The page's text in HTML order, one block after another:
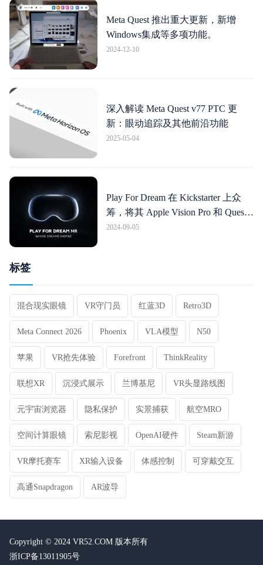
Meta Quest 推出重大更新，新增
Windows集成等多项功能。
2024-12-10
深入解读 Meta Quest v77 PTC 更
新：眼动追踪及其他前沿功能
2025-05-04
Play For Dream 在 Kickstarter 上众
筹，将其 Apple Vision Pro 和 Quest
Pro 跨界产品推向欧美
2024-09-05
标签
混合现实眼镜 VR守门员 红蓝3D Retro3D
Meta Connect 2026 Phoenix VLA模型 N50
苹果 VR抢先体验 Forefront ThinkReality
联想XR 沉浸式展示 兰博基尼 VR头显路线图
元宇宙浏览器 隐私保护 实景捕获 航空MRO
空间计算眼镜 索尼影视 OpenAI硬件 Steam新游
VR摩托赛车 XR输入设备 体感控制 可穿戴交互
高通Snapdragon AR波导
Copyright © 2024 VR52.COM 版本所有
浙ICP备13011905号